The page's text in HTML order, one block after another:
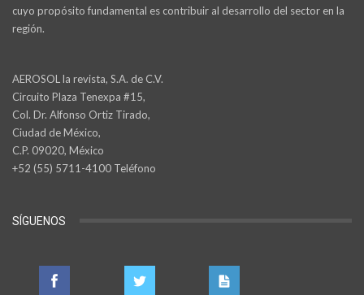
cuyo propósito fundamental es contribuir al desarrollo del sector en la
región.
AEROSOL la revista, S.A. de C.V.
Circuito Plaza Tenexpa #15,
Col. Dr. Alfonso Ortiz Tirado,
Ciudad de México,
C.P. 09020, México
+52 (55) 5711-4100 Teléfono
SÍGUENOS